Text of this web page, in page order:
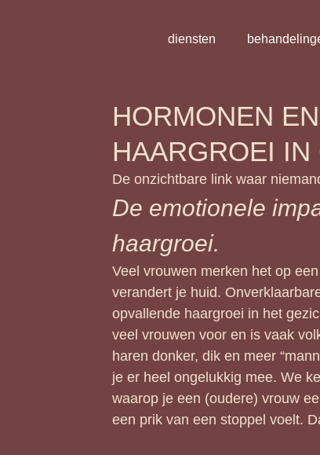
diensten
HORMONEN
HAARGROEI IN
De onzichtbare link waar
De emotionele
haargroei.
Veel vrouwen merken het op
verandert je huid.
opvallende haargroei in het
veel vrouwen voor en is vaak
haren donker, dik en meer
je er heel ongelukkig mee. We
waarop je een (oudere) vrouw
een prik van een stoppel voelt.